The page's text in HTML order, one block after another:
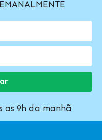
as 9h da manhã